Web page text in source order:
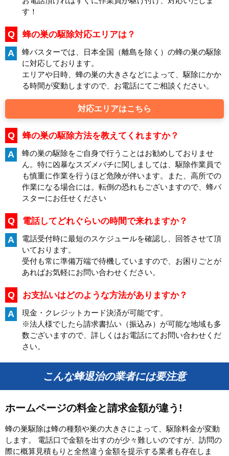
す！
Q 蜂の巣の駆除対応エリアは？
A
蜂バスターでは、日本全国（離島を除く）の蜂の巣の駆除
に対応しております。
エリアや日時、蜂の巣の大きさなどによって、駆除にかか
る時間が変動しますので、お電話にてご相談ください。
対応エリアはこちら
Q 蜂の巣の駆除方法を教えてくれますか？
A
蜂の巣の駆除をご自身で行うことはお勧めしておりませ
ん。特に凶暴なスズメバチに関しましては、駆除作業員で
も慎重に作業を行うほど危険が伴います。また、高所での
作業になる場合には。転倒の恐れもございますので、蜂バ
スターにお任せください
Q 電話してどれぐらいの時間で来れますか？
A
電話受付時に最短のスケジュールを確認し、回答させて頂
いております。
受付も常に準備万端で待機していますので、お困りごとが
あればお気軽にお問い合わせください。
Q お支払いはどのような方法がありますか？
A
現金・クレジットカード決済が可能です。
※法人様でしたら請求書払い（振込み）が可能な地域も多
数ございますので、詳しくはお電話にてお問い合わせくだ
さい。
こんな蜂退治の業者には要注意
ホームページの料金と請求金額が違う!
蜂の巣駆除は蜂の種類や巣の大きさによって、駆除料金が変動
します。 電話口で金額を出すのが少々難しいのですが、訪問の
際に概算見積もりと全然違う金額を提示する業者も存在しま